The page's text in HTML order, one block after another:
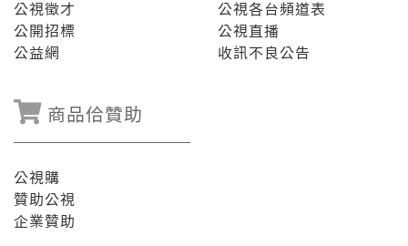
公視徵才
公開招標
公益網
公視各台頻道表
公視直播
收訊不良公告
商品佮贊助
公視購
贊助公視
企業贊助